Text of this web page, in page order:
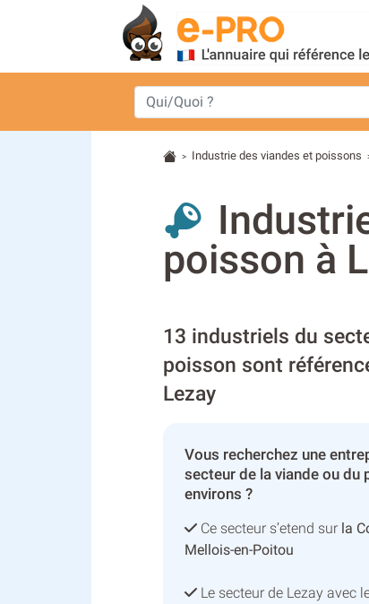
> Industrie des viandes et poissons
poisson à
13 industriels du
poisson sont
Lezay
Vous recherchez une
secteur de la viande ou du
environs ?
Ce secteur s’etend sur la
Mellois-en-Poitou
Le secteur de Lezay avec